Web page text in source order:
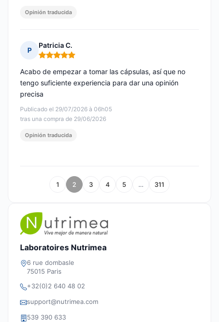
Opinión traducida
P
Patricia C.
Nota: 5 de 5
Publicado el 29/07/2026 à 06h05
tras una compra de 29/06/2026
Acabo de empezar a tomar las cápsulas, así que no
tengo suficiente experiencia para dar una opinión
precisa
Opinión traducida
1 2 3 4 5 … 311
Laboratoires Nutrimea
6 rue dombasle
75015 Paris
+32(0)2 640 48 02
support@nutrimea.com
539 390 633